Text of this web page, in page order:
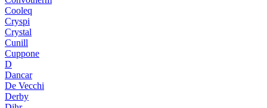
Cooleq
Cryspi
Crystal
Cunill
Cuppone
D
Dancar
De Vecchi
Derby